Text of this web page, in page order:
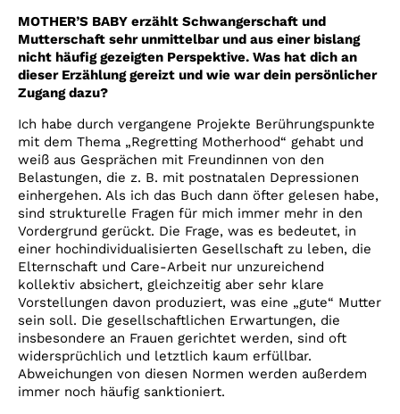
MOTHER’S BABY erzählt Schwangerschaft und
Mutterschaft sehr unmittelbar und aus einer bislang
nicht häufig gezeigten Perspektive. Was hat dich an
dieser Erzählung gereizt und wie war dein persönlicher
Zugang dazu?
Ich habe durch vergangene Projekte Berührungspunkte
mit dem Thema „Regretting Motherhood“ gehabt und
weiß aus Gesprächen mit Freundinnen von den
Belastungen, die z. B. mit postnatalen Depressionen
einhergehen. Als ich das Buch dann öfter gelesen habe,
sind strukturelle Fragen für mich immer mehr in den
Vordergrund gerückt. Die Frage, was es bedeutet, in
einer hochindividualisierten Gesellschaft zu leben, die
Elternschaft und Care-Arbeit nur unzureichend
kollektiv absichert, gleichzeitig aber sehr klare
Vorstellungen davon produziert, was eine „gute“ Mutter
sein soll. Die gesellschaftlichen Erwartungen, die
insbesondere an Frauen gerichtet werden, sind oft
widersprüchlich und letztlich kaum erfüllbar.
Abweichungen von diesen Normen werden außerdem
immer noch häufig sanktioniert.